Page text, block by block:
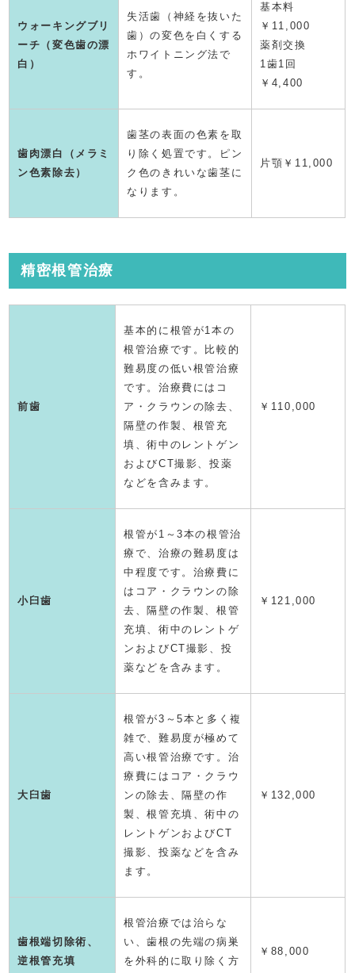
ウォーキングブリ
ーチ（変色歯の漂
白）
失活歯（神経を抜いた
歯）の変色を白くする
ホワイトニング法で
す。
基本料
￥11,000
薬剤交換
1歯1回
￥4,400
歯肉漂白（メラミ
ン色素除去）
歯茎の表面の色素を取
り除く処置です。ピン
ク色のきれいな歯茎に
なります。
片顎￥11,000
精密根管治療
前歯
基本的に根管が1本の
根管治療です。比較的
難易度の低い根管治療
です。治療費にはコ
ア・クラウンの除去、
隔壁の作製、根管充
填、術中のレントゲン
およびCT撮影、投薬
などを含みます。
￥ 110,000
小臼歯
根管が1～3本の根管治
療で、治療の難易度は
中程度です。治療費に
はコア・クラウンの除
去、隔壁の作製、根管
充填、術中のレントゲ
ンおよびCT撮影、投
薬などを含みます。
￥ 121,000
大臼歯
根管が3～5本と多く複
雑で、難易度が極めて
高い根管治療です。治
療費にはコア・クラウ
ンの除去、隔壁の作
製、根管充填、術中の
レントゲンおよびCT
撮影、投薬などを含み
ます。
￥ 132,000
歯根端切除術、
逆根管充填
根管治療では治らな
い、歯根の先端の病巣
を外科的に取り除く方
￥88,000